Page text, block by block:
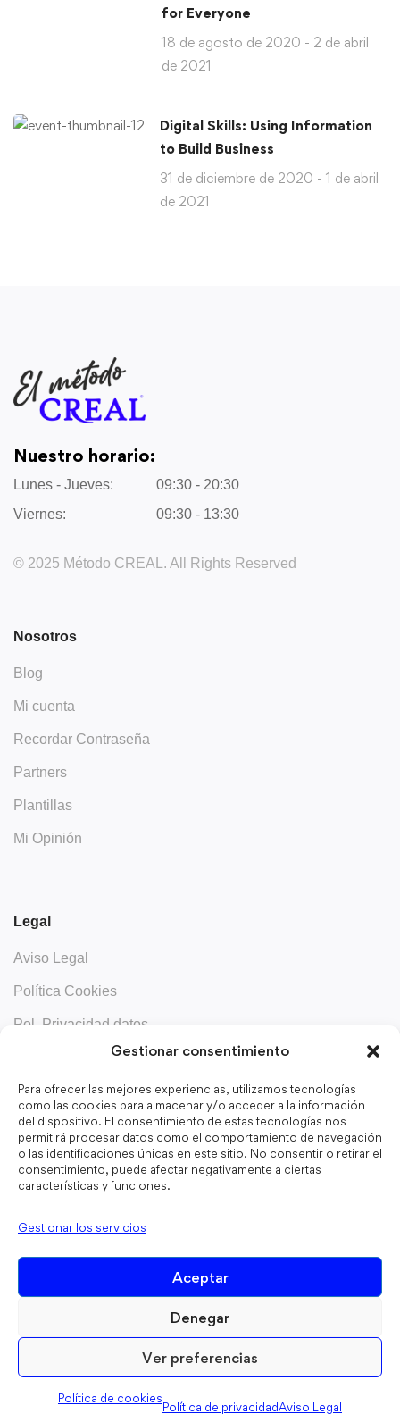
Gestionar consentimiento
Para ofrecer las mejores experiencias, utilizamos tecnologías
como las cookies para almacenar y/o acceder a la información
del dispositivo. El consentimiento de estas tecnologías nos
permitirá procesar datos como el comportamiento de navegación
o las identificaciones únicas en este sitio. No consentir o retirar el
consentimiento, puede afectar negativamente a ciertas
características y funciones.
Gestionar los servicios
Aceptar
Denegar
Ver preferencias
Política de cookies
Política de privacidadAviso Legal
for Everyone
18 de agosto de 2020 - 2 de abril
de 2021
Digital Skills: Using Information
to Build Business
31 de diciembre de 2020 - 1 de abril
de 2021
Nuestro horario:
Lunes - Jueves:
09:30 - 20:30
Viernes:
09:30 - 13:30
© 2025 Método CREAL. All Rights Reserved
Nosotros
Blog
Mi cuenta
Recordar Contraseña
Partners
Plantillas
Mi Opinión
Legal
Aviso Legal
Política Cookies
Pol. Privacidad datos
Aboix.com
Mantente informado
He leído y acepto los términos y condiciones